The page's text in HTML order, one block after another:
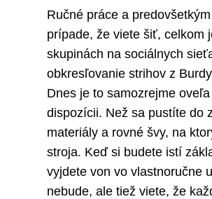
Ručné práce a
prípade, že viete šiť, celkom
skupinách na sociálnych
obkresľovanie strihov z
Dnes je to samozrejme
dispozícii. Než sa pustíte do
materiály a rovné švy, na
stroja. Keď si budete istí
vyjdete von vo vlastnoručne
nebude, ale tiež viete, že